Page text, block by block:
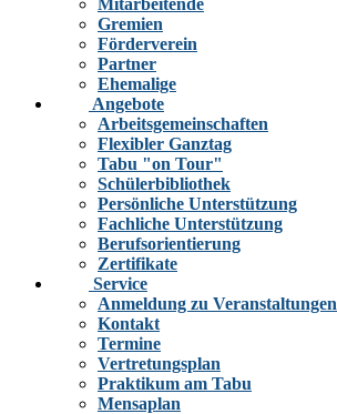
Gremien
Förderverein
Partner
Ehemalige
Angebote
Arbeitsgemeinschaften
Flexibler Ganztag
Tabu "on Tour"
Schülerbibliothek
Persönliche Unterstützung
Fachliche Unterstützung
Berufsorientierung
Zertifikate
Service
Anmeldung zu Veranstaltungen
Kontakt
Termine
Vertretungsplan
Praktikum am Tabu
Mensaplan